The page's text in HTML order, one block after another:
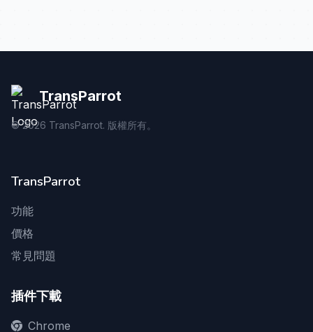
TransParrot
©2026 TransParrot. 版權所有。
TransParrot
功能
價格
常見問題
插件下載
Chrome